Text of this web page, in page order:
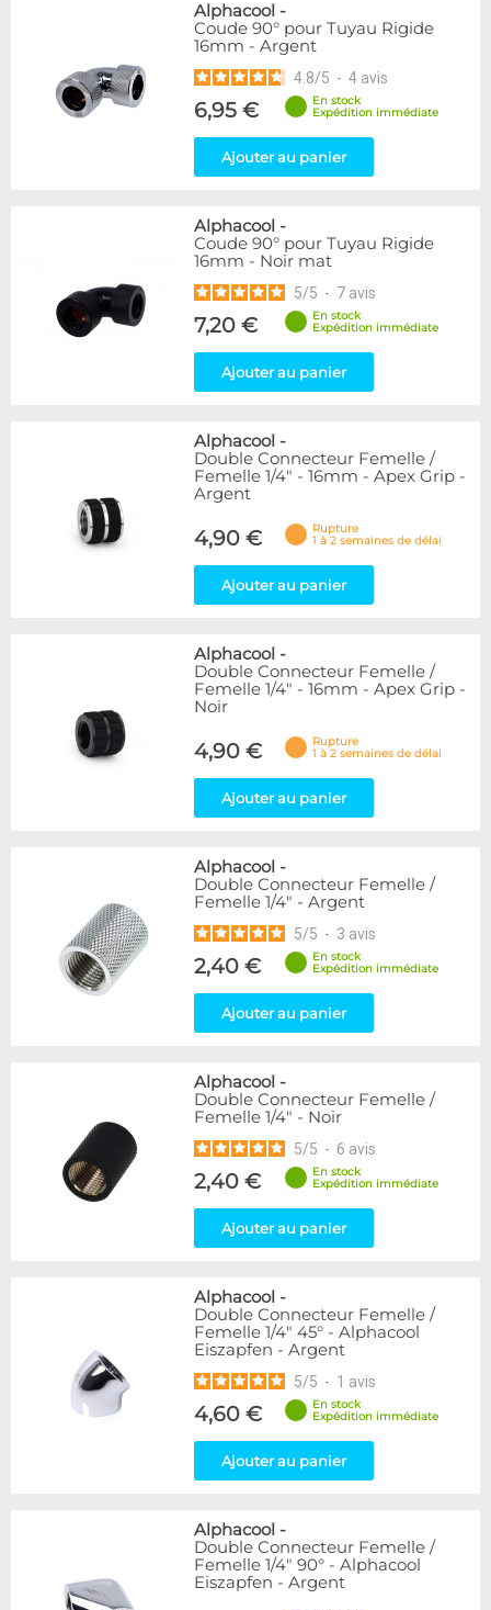
Alphacool -
Coude 90° pour Tuyau Rigide
16mm - Argent
4.8/5 - 4 avis
6,95 €
En stock
Expédition immédiate
Ajouter au panier
Alphacool -
Coude 90° pour Tuyau Rigide
16mm - Noir mat
5/5 - 7 avis
7,20 €
En stock
Expédition immédiate
Ajouter au panier
Alphacool -
Double Connecteur Femelle /
Femelle 1/4" - 16mm - Apex Grip -
Argent
4,90 €
Rupture
1 à 2 semaines de délai
Ajouter au panier
Alphacool -
Double Connecteur Femelle /
Femelle 1/4" - 16mm - Apex Grip -
Noir
4,90 €
Rupture
1 à 2 semaines de délai
Ajouter au panier
Alphacool -
Double Connecteur Femelle /
Femelle 1/4" - Argent
5/5 - 3 avis
2,40 €
En stock
Expédition immédiate
Ajouter au panier
Alphacool -
Double Connecteur Femelle /
Femelle 1/4" - Noir
5/5 - 6 avis
2,40 €
En stock
Expédition immédiate
Ajouter au panier
Alphacool -
Double Connecteur Femelle /
Femelle 1/4" 45° - Alphacool
Eiszapfen - Argent
5/5 - 1 avis
4,60 €
En stock
Expédition immédiate
Ajouter au panier
Alphacool -
Double Connecteur Femelle /
Femelle 1/4" 90° - Alphacool
Eiszapfen - Argent